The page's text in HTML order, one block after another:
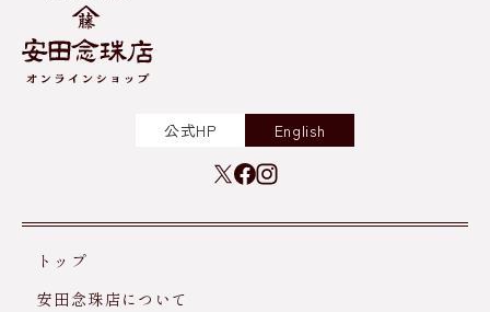
公式HP English
トップ
安田念珠店について